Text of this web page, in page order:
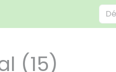
(15)